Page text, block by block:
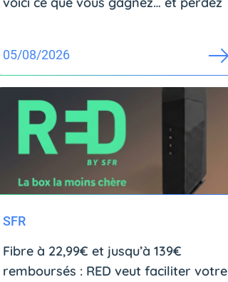
05/08/2026
SFR
Fibre à 22,99€ et jusqu’à 139€
remboursés : RED veut faciliter votre